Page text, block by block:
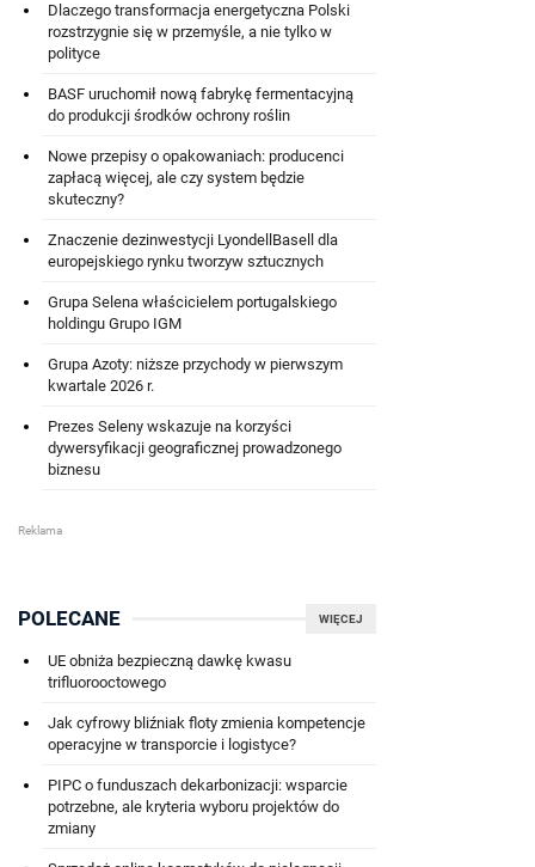
Dlaczego transformacja energetyczna Polski
rozstrzygnie się w przemyśle, a nie tylko w
polityce
BASF uruchomił nową fabrykę fermentacyjną
do produkcji środków ochrony roślin
Nowe przepisy o opakowaniach: producenci
zapłacą więcej, ale czy system będzie
skuteczny?
Znaczenie dezinwestycji LyondellBasell dla
europejskiego rynku tworzyw sztucznych
Grupa Selena właścicielem portugalskiego
holdingu Grupo IGM
Grupa Azoty: niższe przychody w pierwszym
kwartale 2026 r.
Prezes Seleny wskazuje na korzyści
dywersyfikacji geograficznej prowadzonego
biznesu
WIĘCEJ
POLECANE
UE obniża bezpieczną dawkę kwasu
trifluorooctowego
Jak cyfrowy bliźniak floty zmienia kompetencje
operacyjne w transporcie i logistyce?
PIPC o funduszach dekarbonizacji: wsparcie
potrzebne, ale kryteria wyboru projektów do
zmiany